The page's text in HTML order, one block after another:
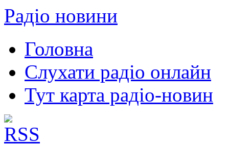
Радіо новини
Головна
Слухати радіо онлайн
Тут карта радіо-новин